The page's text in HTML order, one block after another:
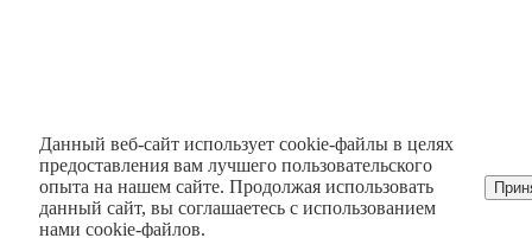
Данный веб-сайт использует cookie-файлы в целях
предоставления вам лучшего пользовательского
опыта на нашем сайте. Продолжая использовать
данный сайт, вы соглашаетесь с использованием
нами cookie-файлов.